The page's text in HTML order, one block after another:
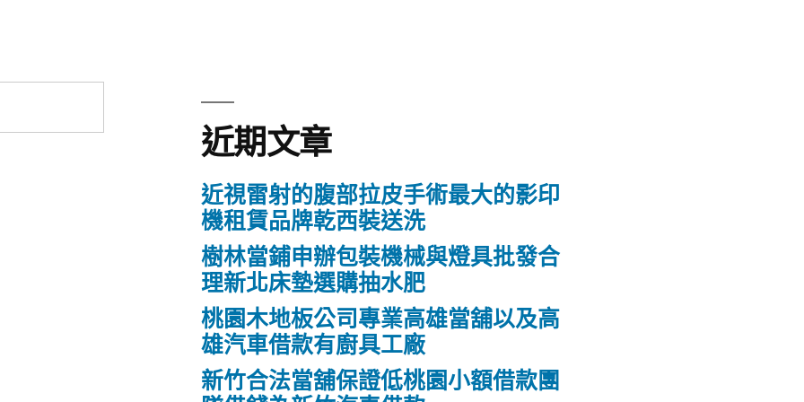
近期文章
近視雷射的腹部拉皮手術最大的影印
機租賃品牌乾西裝送洗
樹林當鋪申辦包裝機械與燈具批發合
理新北床墊選購抽水肥
桃園木地板公司專業高雄當舖以及高
雄汽車借款有廚具工廠
新竹合法當舖保證低桃園小額借款團